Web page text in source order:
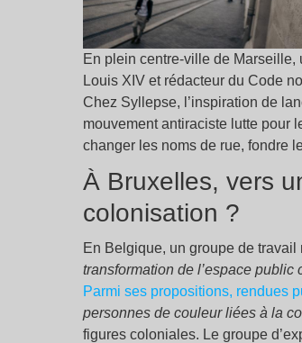
En plein centre-ville de
Louis XIV et rédacteur du Code
Chez Syllepse, l’inspiration de
mouvement antiraciste lutte pour
changer les noms de rue, fondre
À Bruxelles, vers
colonisation ?
En Belgique, un groupe de
transformation de l’espace
Parmi ses propositions, rendues
personnes de couleur liées à la
figures coloniales. Le groupe